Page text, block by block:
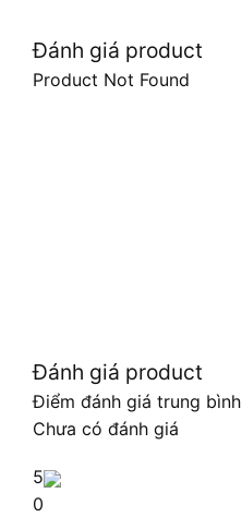
Đánh giá product
Product Not Found
Đánh giá product
Điểm đánh giá trung bình
Chưa có đánh giá
5
0